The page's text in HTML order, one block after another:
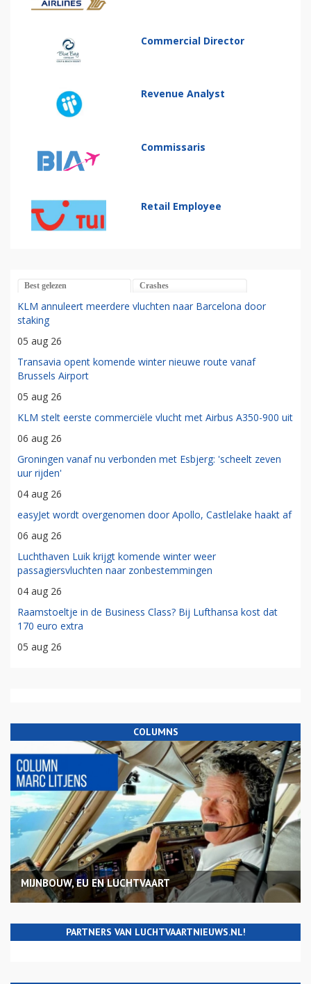
Commercial Director
Revenue Analyst
Commissaris
Retail Employee
Best gelezen Crashes
KLM annuleert meerdere vluchten naar Barcelona door
staking
05 aug 26
Transavia opent komende winter nieuwe route vanaf
Brussels Airport
05 aug 26
KLM stelt eerste commerciële vlucht met Airbus A350-900 uit
06 aug 26
Groningen vanaf nu verbonden met Esbjerg: 'scheelt zeven
uur rijden'
04 aug 26
easyJet wordt overgenomen door Apollo, Castlelake haakt af
06 aug 26
Luchthaven Luik krijgt komende winter weer
passagiersvluchten naar zonbestemmingen
04 aug 26
Raamstoeltje in de Business Class? Bij Lufthansa kost dat
170 euro extra
05 aug 26
COLUMNS
MIJNBOUW, EU EN LUCHTVAART
PARTNERS VAN LUCHTVAARTNIEUWS.NL!